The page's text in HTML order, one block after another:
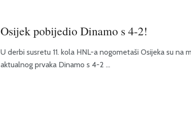
Osijek pobijedio Dinamo s 4-2!
U derbi susretu 11. kola HNL-a nogometaši Osijeka su na
aktualnog prvaka Dinamo s 4-2 ...